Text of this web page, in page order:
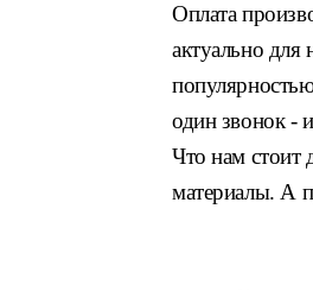
Оплата
актуально для
один звонок -
Что нам стоит
материалы. А